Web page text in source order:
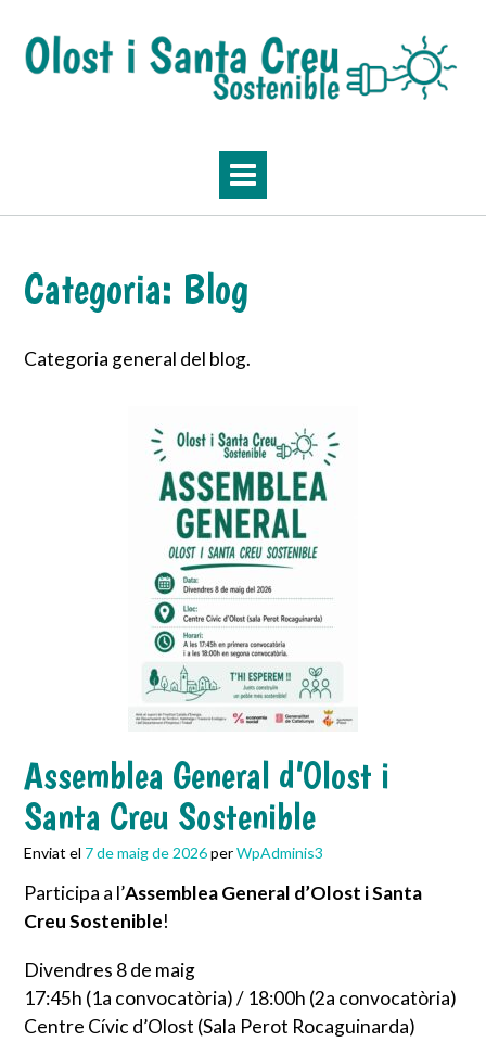
content
Categoria: Blog
Categoria general del blog.
Assemblea General d’Olost i
Santa Creu Sostenible
Enviat el 7 de maig de 2026perWpAdminis3
Participa a l’Assemblea General d’Olost i Santa
Creu Sostenible!
Divendres 8 de maig
17:45h (1a convocatòria) / 18:00h (2a convocatòria)
Centre Cívic d’Olost (Sala Perot Rocaguinarda)